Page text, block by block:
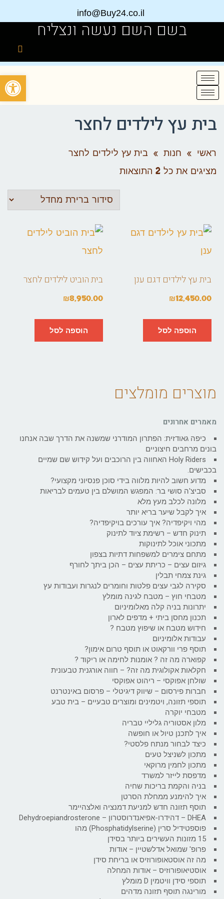
info@Buy24.co.il
בשם השם נעשה ונצליח
בית עץ לילדים לחצר
ראשי » חנות » בית עץ לילדים לחצר
מציגים את כל ⁦2⁩ התוצאות
בית עץ לילדים דגם ענן
₪12,450.00
הוספה לסל
בית הוביט לילדים לחצר
₪8,950.00
הוספה לסל
מוצרים מומלצים
מאמרים אחרונים
כיפה גאודזית: הפתרון המודרני שמשנה את הדרך שבה אנחנו
בונים מרחבים חיצוניים
Holy Riders האחווה בין הרוכבים ועל קידוש שם שמיים
בכבישים.
מדוע חשוב להיות מלווה בידי סוכן פנסיוני מקצועי?
סביצ'ה סושי בר: המפגש המושלם בין טעמים לבריאות
מלונה לכלב מעץ מלא
איך לקבל שיער בריא יותר
מהי ויקיפדיה? איך עורכים בויקיפדיה?
תינוק חדש – רשימת ציוד לתינוק
מתכוני אוכל לתינוקות
מתחם צימרים למשפחות דתיות בצפון
גיזום עצים – כריתת עצים – הכן ביתך לחורף
גינת צמחי תבלין
סקירה לגבי עצים פלטות וחומרים לנגרות ועבודות עץ
מטבחי חוץ – מטבח לגינה מומלץ
יתרונות בניה קלה מאלומיניום
תכנון מחסן ביתי + מדפים לארון
חידוש מטבח או שיפוץ מטבח ?
עבודות אלומיניום
תוסף פרי וורקאוט או תוסף טרום אימון?
קפוארה מה זה ? אומנות לחימה או ריקוד ?
חקלאות אקולוגית מה זה? – חווה אורגנית טבעונית
שולחן אפוקסי – ריהוט אפוקסי
חברות פירסום – שיווק דיגיטלי – פרסום באינטרנט
תוספי תזונה, ויטמינים ומוצרים טבעיים – בית טבע
מטבחי יוקרה
מלון אסטוריה גליליי טבריה
איך לתכנן טיול או חופשה
כיצד לבחור מנתח פלסטי?
מתכון לשניצל טעים
מתכון לחמין מרוקאי
מדפסת לייזר למשרד
בניה והקמת בריכות שחיה
איך להימנע ממחלת הסרטן
תוסף תזונה חדש למניעת דמנציה ואלצהיימר
DHEA – דהידרו-אפיאנדרוסטרון – Dehydroepiandrosterone
פוספטידיל סרין (Phosphatidylserine) מהו
15 מזונות העשירים ביותר בסידן
פרופ' שמואל אדלשטיין – אודות
מה זה אוסטאופורוזיס או בריחת סידן
אוסטיאופורוזיס – אודות המחלה
תוספי סידן וויטמין D מומלץ
מורינגה תוסף תזונה מדהים